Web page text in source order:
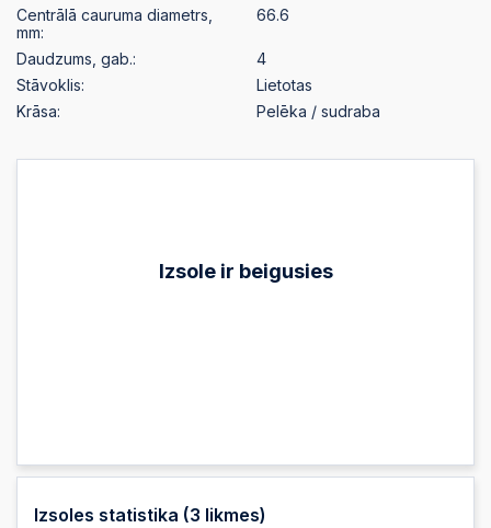
Centrālā cauruma diametrs,
mm:
66.6
Daudzums, gab.:
4
Stāvoklis:
Lietotas
Krāsa:
Pelēka / sudraba
Izsole ir beigusies
Izsoles statistika (3 likmes)